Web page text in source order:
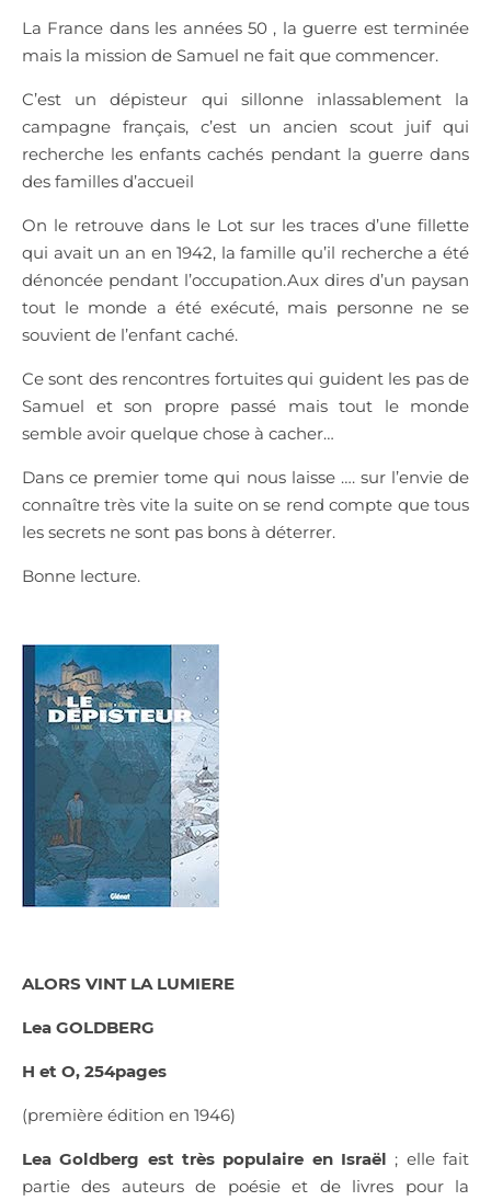
La France dans les années 50 , la guerre est terminée
mais la mission de Samuel ne fait que commencer.
C’est un dépisteur qui sillonne inlassablement la
campagne français, c’est un ancien scout juif qui
recherche les enfants cachés pendant la guerre dans
des familles d’accueil
On le retrouve dans le Lot sur les traces d’une fillette
qui avait un an en 1942, la famille qu’il recherche a été
dénoncée pendant l’occupation.Aux dires d’un paysan
tout le monde a été exécuté, mais personne ne se
souvient de l’enfant caché.
Ce sont des rencontres fortuites qui guident les pas de
Samuel et son propre passé mais tout le monde
semble avoir quelque chose à cacher…
Dans ce premier tome qui nous laisse …. sur l’envie de
connaître très vite la suite on se rend compte que tous
les secrets ne sont pas bons à déterrer.
Bonne lecture.
ALORS VINT LA LUMIERE
Lea GOLDBERG
H et O, 254pages
(première édition en 1946)
Lea Goldberg est très populaire en Israël ; elle fait
partie des auteurs de poésie et de livres pour la